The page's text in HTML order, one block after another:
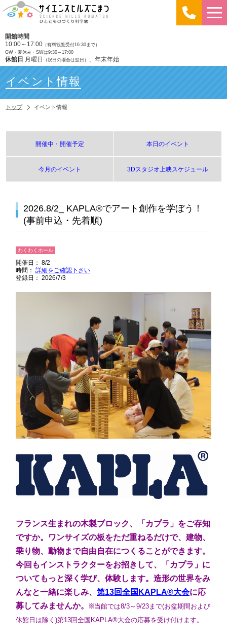
開館時間
10:00～17:00 （有料観覧受付16:30まで）
GW・夏休み・SWは9:30～17:00
休館日 月曜日 （祝日の場合は翌日） 、年末年始
イベント情報
トップ イベント情報
開催中・開催予定 本日のイベント
今月のイベント 3Dスタジオ上映スケジュール
2026.8/2_ KAPLA®︎でアート創作を学ぼう！
(事前申込・先着順)
わくわくホール
開催日： 8/2
時間：詳細をご確認下さい
登録日： 2026/7/3
フランス生まれの木製ブロック、「カプラ」をご存知
ですか。ワンサイズの板をただ重ねるだけで、建物、
乗り物、動物まで自由自在につくることができます。
今回もインストラクターをお招きして、「カプラ」に
ついてもっと深く学び、体験します。造形の世界をみ
んなと一緒に楽しみ、第13回全国KAPLA®︎大会に応
募してみませんか。※当館では8/3～9/23まで(お盆期間および
休館日は除く)第13回全国KAPLA®大会の応募を受け付けます。